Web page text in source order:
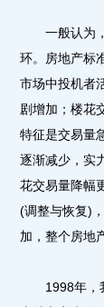
一般认为，
环。房地产标
市场中投机者
剧增加；楼花
特征是交易量
逐渐减少，实
花交易量降幅
(调整与恢复)
加，整个房地
1998年，我